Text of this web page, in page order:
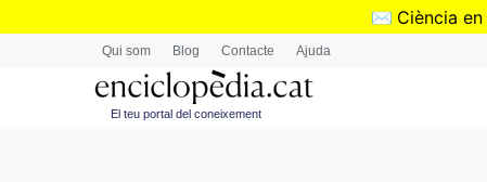
✉️ Ciència
Qui som Blog Contacte Ajuda
El teu portal del coneixement